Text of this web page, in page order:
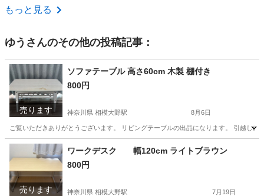
東京 江東区
もっと見る
ゆう さんのその他の投稿記事：
売ります
ソファテーブル 高さ60cm 木製 棚付き
800円
神奈川県 相模大野駅 8月6日
ご覧いただきありがとうございます。 リビングテーブルの出品になります。 引越し
神奈川 相模原市 相模大野駅 テーブル
売ります
ワークデスク 幅120cm ライトブラウン
800円
神奈川県 相模大野駅 7月19日